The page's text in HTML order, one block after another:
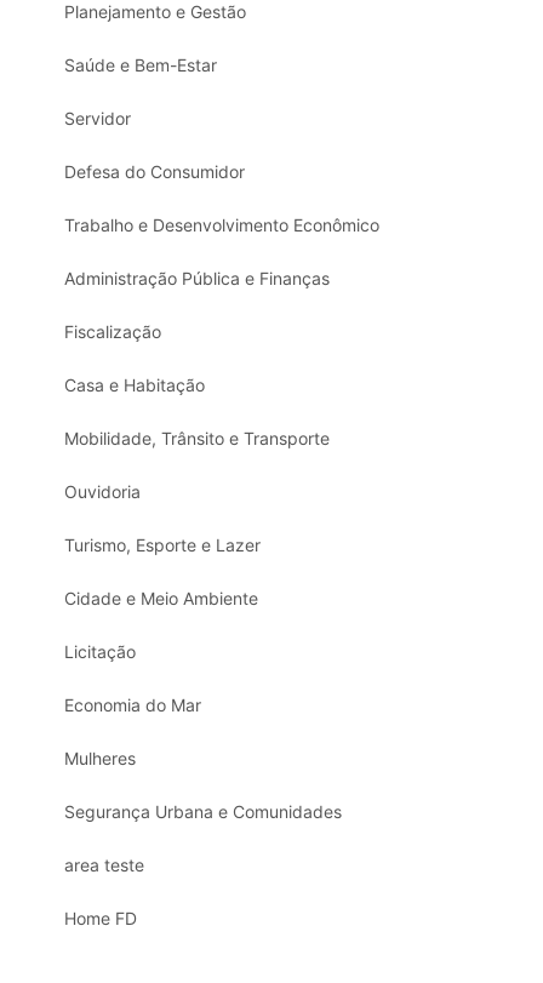
Planejamento e Gestão
Saúde e Bem-Estar
Servidor
Defesa do Consumidor
Trabalho e Desenvolvimento Econômico
Administração Pública e Finanças
Fiscalização
Casa e Habitação
Mobilidade, Trânsito e Transporte
Ouvidoria
Turismo, Esporte e Lazer
Cidade e Meio Ambiente
Licitação
Economia do Mar
Mulheres
Segurança Urbana e Comunidades
area teste
Home FD